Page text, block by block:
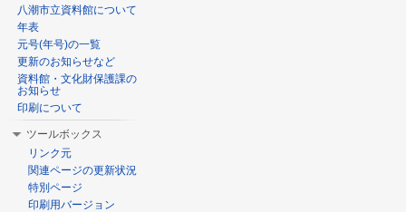
八潮市立資料館について
年表
元号(年号)の一覧
更新のお知らせなど
資料館・文化財保護課の
お知らせ
印刷について
ツールボックス
リンク元
関連ページの更新状況
特別ページ
印刷用バージョン